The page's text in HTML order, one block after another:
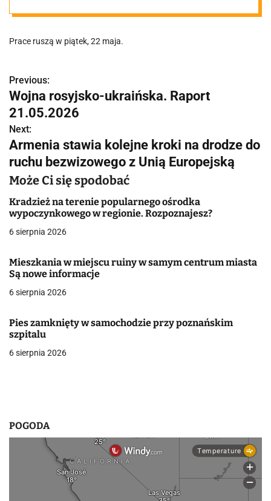
wyremontują
zatokę
autobusową
Prace ruszą w piątek, 22 maja.
N
a
w
i
g
a
c
a
w
i
s
Previous:
Wojna rosyjsko-ukraińska. Raport
21.05.2026
Next:
Armenia stawia kolejne kroki na drodze do
ruchu bezwizowego z Unią Europejską
Może Ci się spodobać
Kradzież na terenie popularnego ośrodka
wypoczynkowego w regionie. Rozpoznajesz?
6 sierpnia 2026
Mieszkania w miejscu ruiny w samym centrum miasta
Są nowe informacje
6 sierpnia 2026
Pies zamknięty w samochodzie przy poznańskim
szpitalu
6 sierpnia 2026
POGODA